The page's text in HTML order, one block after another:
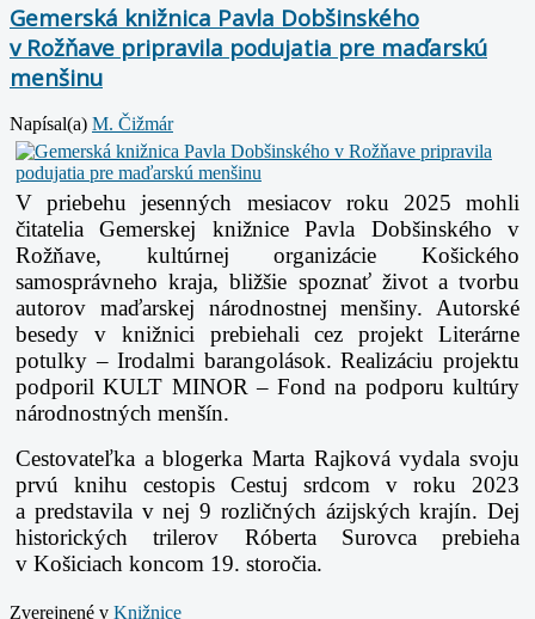
Gemerská knižnica Pavla Dobšinského
v Rožňave pripravila podujatia pre maďarskú
menšinu
Napísal(a) M. Čižmár
V priebehu jesenných mesiacov roku 2025 mohli
čitatelia Gemerskej knižnice Pavla Dobšinského v
Rožňave, kultúrnej organizácie Košického
samosprávneho kraja, bližšie spoznať život a tvorbu
autorov maďarskej národnostnej menšiny. Autorské
besedy v knižnici prebiehali cez projekt Literárne
potulky – Irodalmi barangolások. Realizáciu projektu
podporil KULT MINOR – Fond na podporu kultúry
národnostných menšín.
Cestovateľka a blogerka Marta Rajková vydala svoju
prvú knihu cestopis Cestuj srdcom v roku 2023
a predstavila v nej 9 rozličných ázijských krajín. Dej
historických trilerov Róberta Surovca prebieha
v Košiciach koncom 19. storočia.
Zverejnené v Knižnice